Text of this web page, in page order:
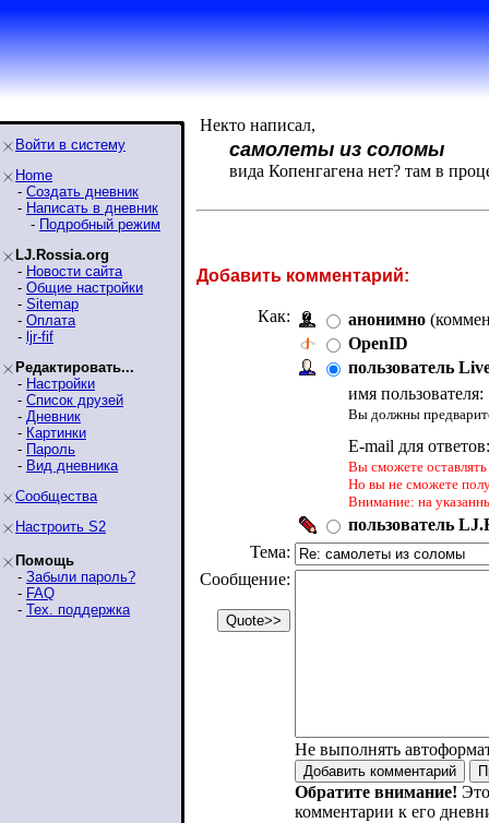
Войти в систему
Home
- Создать дневник
- Написать в дневник
- Подробный режим
LJ.Rossia.org
- Новости сайта
- Общие настройки
- Sitemap
- Оплата
- ljr-fif
Редактировать...
- Настройки
- Список друзей
- Дневник
- Картинки
- Пароль
- Вид дневника
Сообщества
Настроить S2
Помощь
- Забыли пароль?
- FAQ
- Тех. поддержка
Некто написал,
самолеты из соломы
вида Копенгагена нет? там в
Добавить комментарий:
Как: анонимно
OpenID
пользователь
имя пользователя:
Вы должны
E-mail для
Вы сможете
Но вы не сможете
Внимание: на
пользователь
Тема:
Сообщение:
Не выполнять
Обратите внимание!
комментарии к его